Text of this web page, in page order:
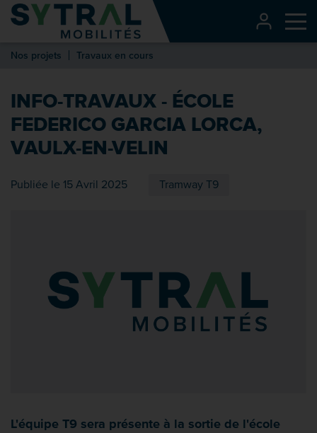
Contenu
Entête de page
Recherche
Pied de page
Nos projets Travaux en cours
INFO-TRAVAUX - ÉCOLE
FEDERICO GARCIA LORCA,
VAULX-EN-VELIN
Publiée le 15 Avril 2025 Tramway T9
L'équipe T9 sera présente à la sortie de l'école